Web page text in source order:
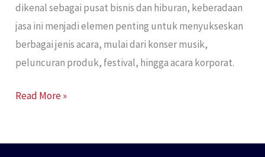
dikenal sebagai pusat bisnis dan hiburan, keberadaan
jasa ini menjadi elemen penting untuk menyukseskan
berbagai jenis acara, mulai dari konser musik,
peluncuran produk, festival, hingga acara korporat.
Read More »